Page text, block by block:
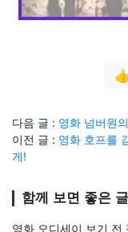
다음 글 : 영화 넘버원
이전 글 : 영화 호프를
게!
함께 보면 좋은 글
영화 오디세이 보기 전